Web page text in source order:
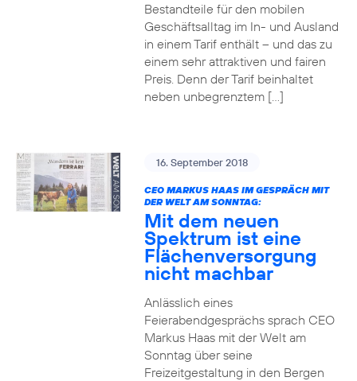
Bestandteile für den mobilen
Geschäftsalltag im In- und Ausland
in einem Tarif enthält – und das zu
einem sehr attraktiven und fairen
Preis. Denn der Tarif beinhaltet
neben unbegrenztem […]
16. September 2018
CEO MARKUS HAAS IM GESPRÄCH MIT
DER WELT AM SONNTAG:
Mit dem neuen
Spektrum ist eine
Flächenversorgung
nicht machbar
Anlässlich eines
Feierabendgesprächs sprach CEO
Markus Haas mit der Welt am
Sonntag über seine
Freizeitgestaltung in den Bergen